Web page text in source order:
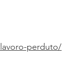
perduto/